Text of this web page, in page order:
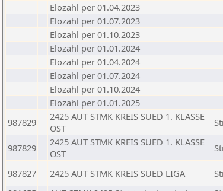
Elozahl per 01.04.2023
Elozahl per 01.07.2023
Elozahl per 01.10.2023
Elozahl per 01.01.2024
Elozahl per 01.04.2024
Elozahl per 01.07.2024
Elozahl per 01.10.2024
Elozahl per 01.01.2025
987829
2425 AUT STMK KREIS SUED 1. KLASSE
OST
987829
2425 AUT STMK KREIS SUED 1. KLASSE
OST
987827 2425 AUT STMK KREIS SUED LIGA